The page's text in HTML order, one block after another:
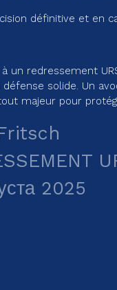
définitive et en
un redressement
solide. Un
majeur pour
2025